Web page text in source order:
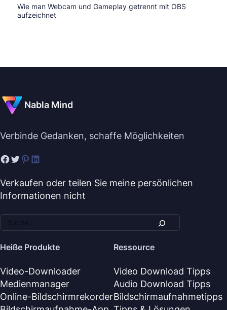
Wie man Webcam und Gameplay getrennt mit OBS
aufzeichnet
Nabla Mind
Verbinde Gedanken, schaffe Möglichkeiten
Verkaufen oder teilen Sie meine persönlichen
Informationen nicht
Heiße Produkte
Video-Downloader
Medienmanager
Online-Bildschirmrekorder
Ressource
Video Download Tipps
Audio Download Tipps
Bildschirmaufnahmetipps